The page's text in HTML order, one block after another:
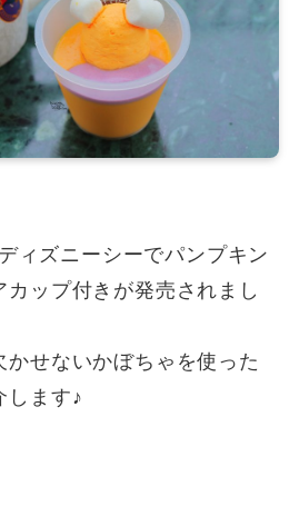
ィズニーシーでパンプキン
ップ付きが発売されまし
せないかぼちゃを使った
します♪